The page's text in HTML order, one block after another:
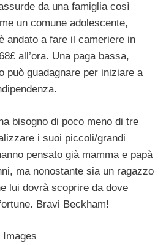
da una famiglia così
un comune adolescente,
andato a fare il cameriere in
all’ora. Una paga bassa,
può guadagnare per iniziare a
bisogno di poco meno di tre
i suoi piccoli/grandi
pensato già mamma e papà
ma nonostante sia un ragazzo
lui dovrà scoprire da dove
Bravi Beckham!
Images